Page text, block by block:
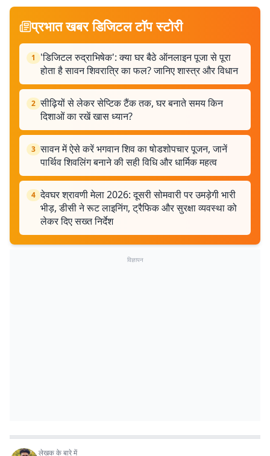
प्रभात खबर डिजिटल टॉप स्टोरी
1
'डिजिटल रुद्राभिषेक': क्या घर बैठे ऑनलाइन पूजा से पूरा
होता है सावन शिवरात्रि का फल? जानिए शास्त्र और विधान
2 सीढ़ियों से लेकर सेप्टिक टैंक तक, घर बनाते समय किन
दिशाओं का रखें खास ध्यान?
3 सावन में ऐसे करें भगवान शिव का षोडशोपचार पूजन, जानें
पार्थिव शिवलिंग बनाने की सही विधि और धार्मिक महत्व
4 देवघर श्रावणी मेला 2026: दूसरी सोमवारी पर उमड़ेगी भारी
भीड़, डीसी ने रूट लाइनिंग, ट्रैफिक और सुरक्षा व्यवस्था को
लेकर दिए सख्त निर्देश
विज्ञापन
लेखक के बारे में